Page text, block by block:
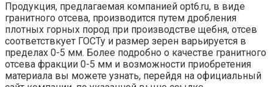
Продукция, предлагаемая компанией opt6.ru, в виде
гранитного отсева, производится путем дробления
плотных горных пород при производстве щебня, отсев
соответствкует ГОСТу и размер зерен варьируется в
пределах 0-5 мм. Более подробно о качестве гранитного
отсева фракции 0-5 мм и возможности приобретения
материала вы можете узнать, перейдя на официальный